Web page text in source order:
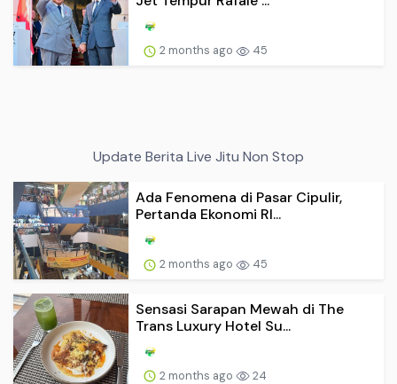
2 months ago 45
Update Berita Live Jitu Non Stop
Ada Fenomena di Pasar Cipulir,
Pertanda Ekonomi RI...
2 months ago 45
Sensasi Sarapan Mewah di The
Trans Luxury Hotel Su...
2 months ago 24